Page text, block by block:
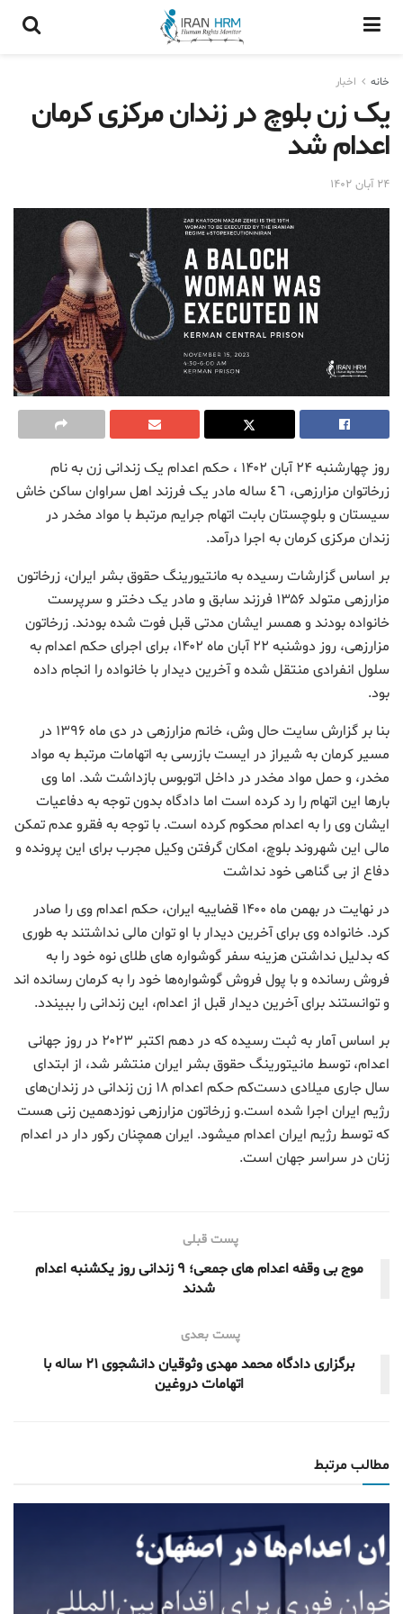
خانه اخبار
یک زن بلوچ در زندان مرکزی کرمان
اعدام شد
۲۴ آبان ۱۴۰۲
روز چهارشنبه ۲۴ آبان ۱۴۰۲ ، حکم اعدام یک زندانی زن به نام
زرخاتوان مزارزهی، ٤٦ ساله مادر یک فرزند اهل سراوان ساکن خاش
سیستان و بلوچستان بابت اتهام جرایم مرتبط با مواد مخدر در
زندان مرکزی کرمان به اجرا درآمد.
بر اساس گزارشات رسیده به مانتیورینگ حقوق بشر ایران، زرخاتون
مزارزهی متولد ۱۳۵۶ فرزند سابق و مادر یک دختر و سرپرست
خانواده بودند و همسر ایشان مدتی قبل فوت شده بودند. زرخاتون
مزارزهی، روز دوشنبه ۲۲ آبان ماه ۱۴۰۲، برای اجرای حکم اعدام به
سلول انفرادی منتقل شده و آخرین دیدار با خانواده را انجام داده
بود.
بنا بر گزارش سایت حال وش، خانم مزارزهی در دی ماه ۱۳۹۶ در
مسیر کرمان به شیراز در ایست بازرسی به اتهامات مرتبط به مواد
مخدر، و حمل مواد مخدر در داخل اتوبوس بازداشت شد. اما وی
بارها این اتهام را رد کرده است اما دادگاه بدون توجه به دفاعیات
ایشان وی را به اعدام محکوم کرده است. با توجه به فقرو عدم تمکن
مالی این شهروند بلوچ، امکان گرفتن وکیل مجرب برای این پرونده و
دفاع از بی گناهی خود نداشت
در نهایت در بهمن ماه ۱۴۰۰ قضاییه ایران، حکم اعدام وی را صادر
کرد. خانواده وی برای آخرین دیدار با او توان مالی نداشتند به طوری
که بدلیل نداشتن هزینه سفر گوشواره های طلای نوه خود را به
فروش رسانده و با پول فروش گوشواره‌ها خود را به کرمان رسانده اند
و توانستند برای آخرین دیدار قبل از اعدام، این زندانی را ببیندد.
بر اساس آمار به ثبت رسیده که در دهم اکتبر ۲۰۲۳ در روز جهانی
اعدام، توسط مانیتورینگ حقوق بشر ایران منتشر شد، از ابتدای
سال جاری میلادی دست‌کم حکم اعدام ۱۸ زن زندانی در زندان‌های
رژیم ایران اجرا شده است.و زرخاتون مزارزهی نوزدهمین زنی هست
که توسط رژیم ایران اعدام میشود. ایران همچنان رکور دار در اعدام
زنان در سراسر جهان است.
پست قبلی
موج بی وقفه اعدام های جمعی؛ ۹ زندانی روز یکشنبه اعدام
شدند
پست بعدی
برگزاری دادگاه محمد مهدی وثوقیان دانشجوی ۲۱ ساله با
اتهامات دروغین
مطالب مرتبط